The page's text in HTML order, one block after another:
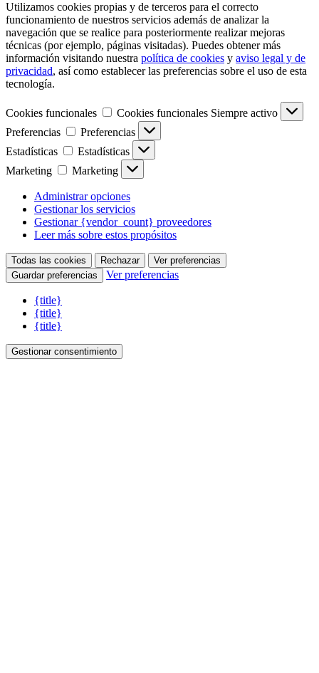
Utilizamos cookies propias y de terceros para el correcto
funcionamiento de nuestros servicios además de analizar la
navegación que se realice para posteriormente realizar mejoras
técnicas (por ejemplo, páginas visitadas). Puedes obtener más
información visitando nuestra política de cookies y aviso legal y de
privacidad, así como establecer las preferencias sobre el uso de esta
tecnología.
Cookies funcionales Cookies funcionales Siempre activo
Preferencias
Preferencias
Estadísticas
Estadísticas
Marketing
Marketing
Administrar opciones
Gestionar los servicios
Gestionar {vendor_count} proveedores
Leer más sobre estos propósitos
Todas las cookies Rechazar
Ver preferencias
Guardar preferencias
Ver preferencias
{title}
{title}
{title}
Gestionar consentimiento